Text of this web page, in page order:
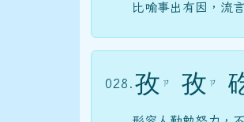
比喻事出有因，流
028. 孜 ㄗ 孜 ㄗ